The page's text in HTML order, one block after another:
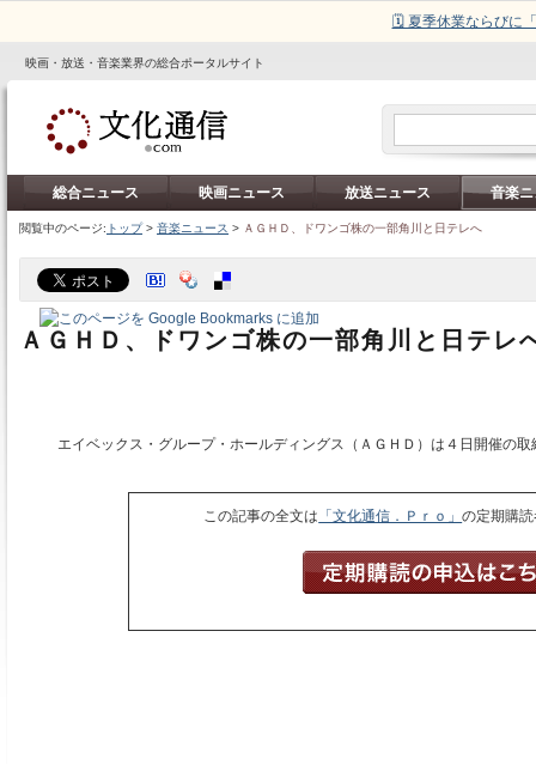
🗓️ 夏季休業ならびに
映画・放送・音楽業界の総合ポータルサイト
総合ニュース 映画ニュース 放送ニュース 音楽
閲覧中のページ: トップ> 音楽ニュース > ＡＧＨＤ、ドワンゴ株の一部角川と日テレへ
ＡＧＨＤ、ドワンゴ株の一部角川と日テレ
エイベックス・グループ・ホールディングス（ＡＧＨＤ）は４日開催の
この記事の全文は 「文化通信．Ｐｒｏ」の定期購